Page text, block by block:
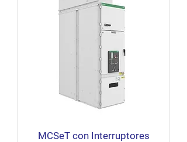
MCSeT con Interruptores